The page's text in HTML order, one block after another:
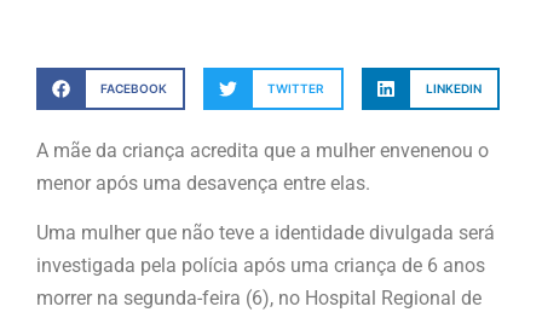
FACEBOOK TWITTER LINKEDIN
A mãe da criança acredita que a mulher envenenou o
menor após uma desavença entre elas.
Uma mulher que não teve a identidade divulgada será
investigada pela polícia após uma criança de 6 anos
morrer na segunda-feira (6), no Hospital Regional de